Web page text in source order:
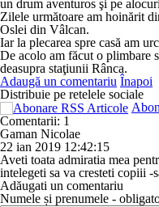
un drum aventuros şi pe
Zilele următoare am hoinărit
Oslei din Vâlcan.
Iar la plecarea spre casă am
De acolo am făcut o plimbare
deasupra staţiunii Rânca.
Adaugă un comentariu Înapoi
Distribuie pe retelele sociale
Comentarii: 1
Gaman Nicolae
22 ian 2019 12:42:15
Aveti toata admiratia mea
intelegeti sa va cresteti copiii -
Adăugati un comentariu
Numele și prenumele -